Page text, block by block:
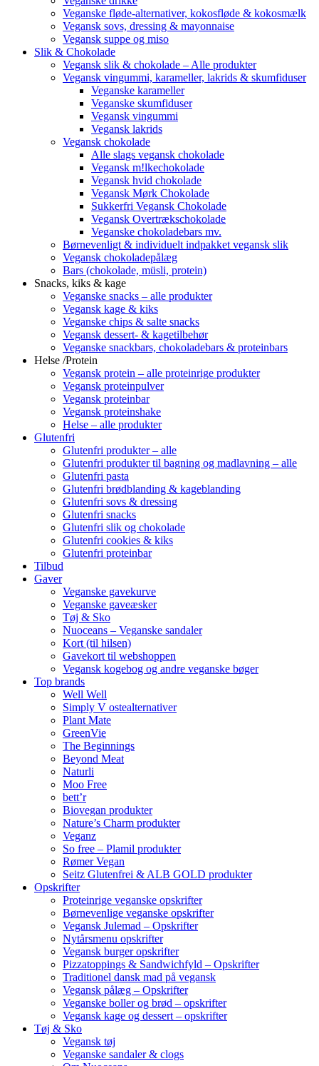
Veganske fløde-alternativer, kokosfløde & kokosmælk
Vegansk sovs, dressing & mayonnaise
Vegansk suppe og miso
Slik & Chokolade
Vegansk slik & chokolade – Alle produkter
Vegansk vingummi, karameller, lakrids & skumfiduser
Veganske karameller
Veganske skumfiduser
Vegansk vingummi
Vegansk lakrids
Vegansk chokolade
Alle slags vegansk chokolade
Vegansk m!lkechokolade
Vegansk hvid chokolade
Vegansk Mørk Chokolade
Sukkerfri Vegansk Chokolade
Vegansk Overtrækschokolade
Veganske chokoladebars mv.
Børnevenligt & individuelt indpakket vegansk slik
Vegansk chokoladepålæg
Bars (chokolade, müsli, protein)
Snacks, kiks & kage
Veganske snacks – alle produkter
Vegansk kage & kiks
Veganske chips & salte snacks
Vegansk dessert- & kagetilbehør
Veganske snackbars, chokoladebars & proteinbars
Helse /Protein
Vegansk protein – alle proteinrige produkter
Vegansk proteinpulver
Vegansk proteinbar
Vegansk proteinshake
Helse – alle produkter
Glutenfri
Glutenfri produkter – alle
Glutenfri produkter til bagning og madlavning – alle
Glutenfri pasta
Glutenfri brødblanding & kageblanding
Glutenfri sovs & dressing
Glutenfri snacks
Glutenfri slik og chokolade
Glutenfri cookies & kiks
Glutenfri proteinbar
Tilbud
Gaver
Veganske gavekurve
Veganske gaveæsker
Tøj & Sko
Nuoceans – Veganske sandaler
Kort (til hilsen)
Gavekort til webshoppen
Vegansk kogebog og andre veganske bøger
Top brands
Well Well
Simply V ostealternativer
Plant Mate
GreenVie
The Beginnings
Beyond Meat
Naturli
Moo Free
bett’r
Biovegan produkter
Nature’s Charm produkter
Veganz
So free – Plamil produkter
Rømer Vegan
Seitz Glutenfrei & ALB GOLD produkter
Opskrifter
Proteinrige veganske opskrifter
Børnevenlige veganske opskrifter
Vegansk Julemad – Opskrifter
Nytårsmenu opskrifter
Vegansk burger opskrifter
Pizzatoppings & Sandwichfyld – Opskrifter
Traditionel dansk mad på vegansk
Vegansk pålæg – Opskrifter
Veganske boller og brød – opskrifter
Vegansk kage og dessert – opskrifter
Tøj & Sko
Vegansk tøj
Veganske sandaler & clogs